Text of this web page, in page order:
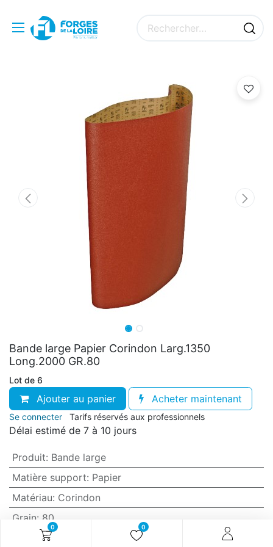
0 0
Bande large Papier Corindon Larg.1350
Long.2000 GR.80
Lot de 6
Ajouter au panier Acheter maintenant
Se connecter Tarifs réservés aux professionnels
Délai estimé de 7 à 10 jours
Produit: Bande large
Matière support: Papier
Matériau: Corindon
Grain: 80
Anti-encrassement
Non (standard)